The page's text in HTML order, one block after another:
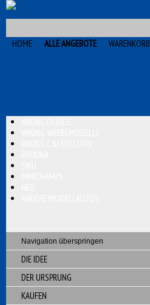
HOME
ALLE ANGEBOTE WARENKORB
Navigation überspringen
DIE IDEE
DER URSPRUNG
KAUFEN